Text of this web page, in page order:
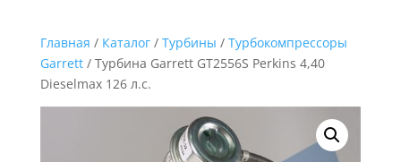
Главная / Каталог/ Турбины / Турбокомпрессоры
Garrett/ Турбина Garrett GT2556S Perkins 4,40
Dieselmax 126 л.с.